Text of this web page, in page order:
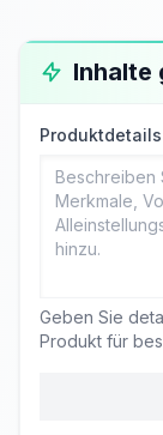
Inhalte
Produktdetails
Geben Sie
Produkt für